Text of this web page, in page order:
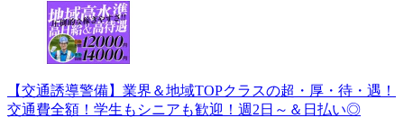
【交通誘導警備】業界＆地域TOPクラスの超・厚・待・遇！
交通費全額！学生もシニアも歓迎！週2日～＆日払い◎